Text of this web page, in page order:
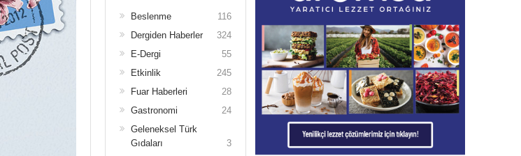
Beslenme
116
Dergiden Haberler
324
E-Dergi
55
Etkinlik
245
Fuar Haberleri
28
Gastronomi
24
Geleneksel Türk
Gıdaları
3